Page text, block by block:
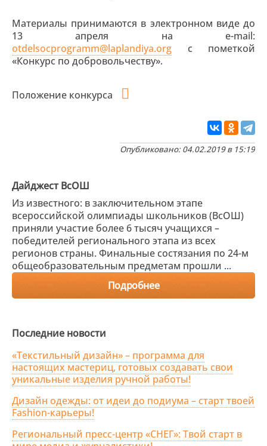
Материалы принимаются в электронном виде до
13 апреля на e-mail:
otdelsocprogramm@laplandiya.org c пометкой
«Конкурс по добровольчеству».
Положение конкурса
Опубликовано: 04.02.2019 в 15:19
Дайджест ВсОШ
Из известного: в заключительном этапе
всероссийской олимпиады школьников (ВсОШ)
приняли участие более 6 тысяч учащихся –
победителей регионального этапа из всех
регионов страны. Финальные состязания по 24-м
общеобразовательным предметам прошли ...
Подробнее
Последние новости
«Текстильный дизайн» – программа для
настоящих мастериц, готовых создавать свои
уникальные изделия ручной работы!
Дизайн одежды: от идеи до подиума – старт твоей
Fashion-карьеры!
Региональный пресс-центр «СНЕГ»: Твой старт в